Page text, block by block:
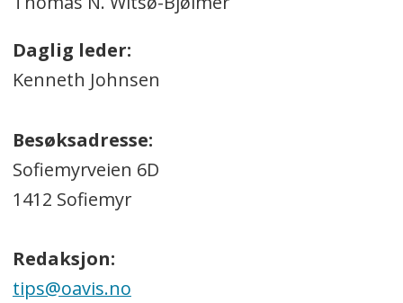
Daglig leder:
Kenneth Johnsen
Besøksadresse:
Sofiemyrveien 6D
1412 Sofiemyr
Redaksjon:
tips@oavis.no